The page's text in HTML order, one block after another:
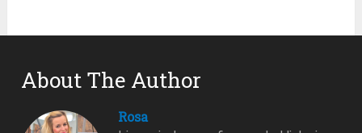
About The Author
Rosa